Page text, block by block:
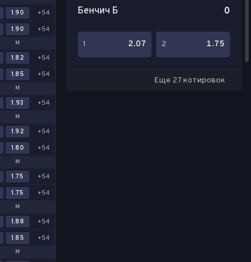
1.90
+54
1.90 +54
М
1.82
+54
1.85 +54
М
1.93 +54
М
1.92
+54
1.80 +54
М
1.75
+54
1.75 +54
М
1.88
+54
1.85 +54
М
Бенчич Б
0
1 2.07 2 1.75
Еще 27 котировок